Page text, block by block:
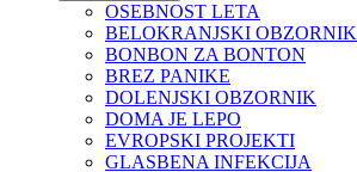
OSEBNOST LETA
BELOKRANJSKI OBZORNIK
BONBON ZA BONTON
BREZ PANIKE
DOLENJSKI OBZORNIK
DOMA JE LEPO
EVROPSKI PROJEKTI
GLASBENA INFEKCIJA